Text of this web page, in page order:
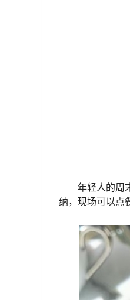
年轻人的周
纳，现场可以点